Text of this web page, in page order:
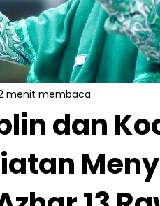
dan
menit membaca